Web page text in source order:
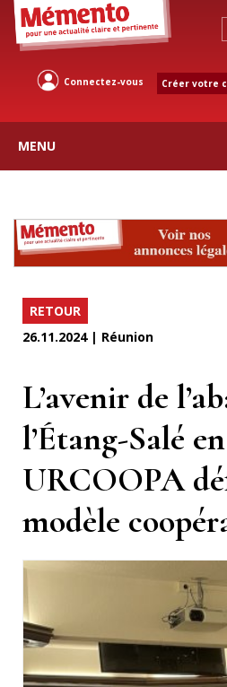
Connectez-vous Créer votre
MENU
RETOUR
26.11.2024 | Réunion
L’avenir de
l’Étang-Salé
URCOOPA
modèle